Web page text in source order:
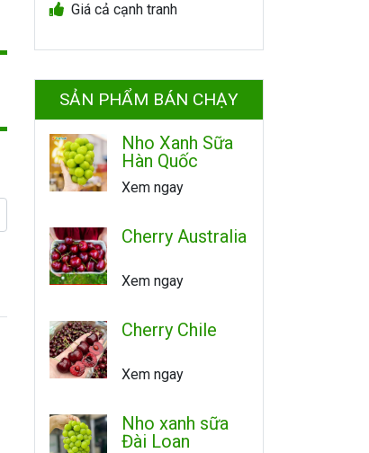
Giá cả cạnh tranh
SẢN PHẨM BÁN CHẠY
Nho Xanh Sữa
Hàn Quốc
Xem ngay
Cherry Australia
Xem ngay
Cherry Chile
Xem ngay
Nho xanh sữa
Đài Loan